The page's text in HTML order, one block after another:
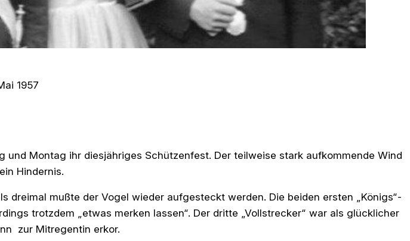
1957
Montag ihr diesjähriges Schützenfest. Der teilweise stark aufkommende Wind
Hindernis.
mußte der Vogel wieder aufgesteckt werden. Die beiden ersten „Königs“-
trotzdem „etwas merken lassen“. Der dritte „Vollstrecker“ war als glücklicher
zur Mitregentin erkor.